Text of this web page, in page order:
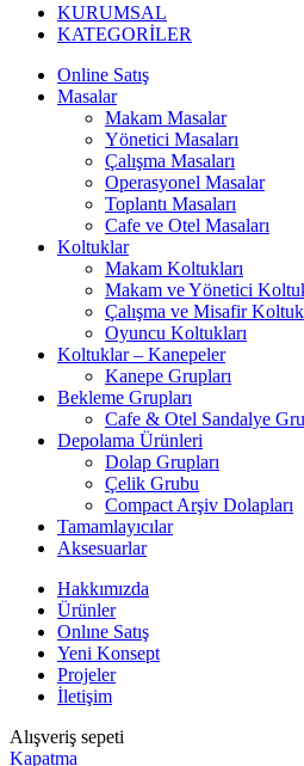
KURUMSAL
KATEGORİLER
Online Satış
Masalar
Makam Masalar
Yönetici Masaları
Çalışma Masaları
Operasyonel Masalar
Toplantı Masaları
Cafe ve Otel Masaları
Koltuklar
Makam Koltukları
Makam ve Yönetici
Çalışma ve Misafir
Oyuncu Koltukları
Koltuklar – Kanepeler
Kanepe Grupları
Bekleme Grupları
Cafe & Otel Sandalye
Depolama Ürünleri
Dolap Grupları
Çelik Grubu
Compact Arşiv Dolapları
Tamamlayıcılar
Aksesuarlar
Hakkımızda
Ürünler
Onlıne Satış
Yeni Konsept
Projeler
İletişim
Alışveriş sepeti
Kapatma